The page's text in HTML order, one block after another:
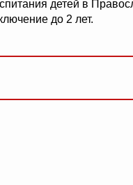
детей в
до 2 лет.